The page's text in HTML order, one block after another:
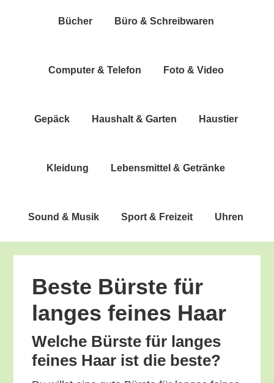
Bücher Büro & Schreibwaren
Com­pu­ter & Telefon Foto & Video
Gepäck Haus­halt & Garten Haus­tier
Klei­dung Lebens­mit­tel & Getränke
Sound & Musik Sport & Freizeit Uhren
Bes­te Bürs­te für
lan­ges fei­nes Haar
Wel­che Bürs­te für lan­ges
fei­nes Haar ist die beste?